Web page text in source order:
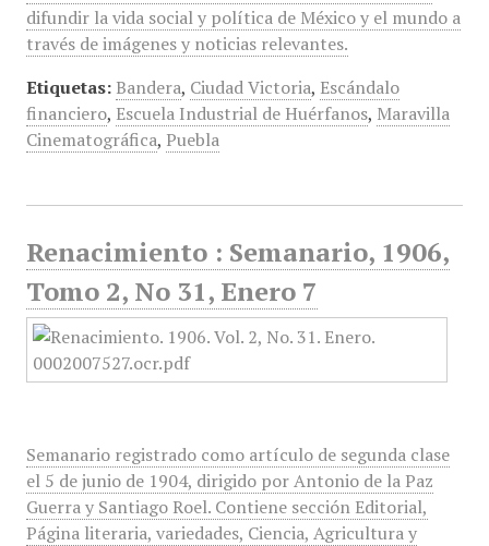
difundir la vida social y política de México y el mundo a
través de imágenes y noticias relevantes.
Etiquetas: Bandera, Ciudad Victoria, Escándalo
financiero, Escuela Industrial de Huérfanos, Maravilla
Cinematográfica, Puebla
Renacimiento : Semanario, 1906,
Tomo 2, No 31, Enero 7
Semanario registrado como artículo de segunda clase
el 5 de junio de 1904, dirigido por Antonio de la Paz
Guerra y Santiago Roel. Contiene sección Editorial,
Página literaria, variedades, Ciencia, Agricultura y